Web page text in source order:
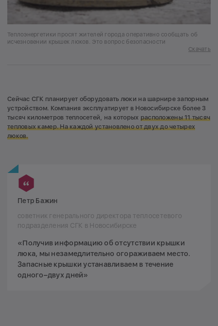
Теплоэнергетики просят жителей города оперативно сообщать об
исчезновении крышек люков. Это вопрос безопасности
Скачать
Сейчас СГК планирует оборудовать люки на шарнире запорным
устройством. Компания эксплуатирует в Новосибирске более 3
тысяч километров теплосетей, на которых расположены 11 тысяч
тепловых камер. На каждой установлено от двух до четырех
люков.
Петр Бажин
советник генерального директора теплосетевого
подразделения СГК в Новосибирске
«Получив информацию об отсутствии крышки
люка, мы незамедлительно огораживаем место.
Запасные крышки устанавливаем в течение
одного–двух дней»